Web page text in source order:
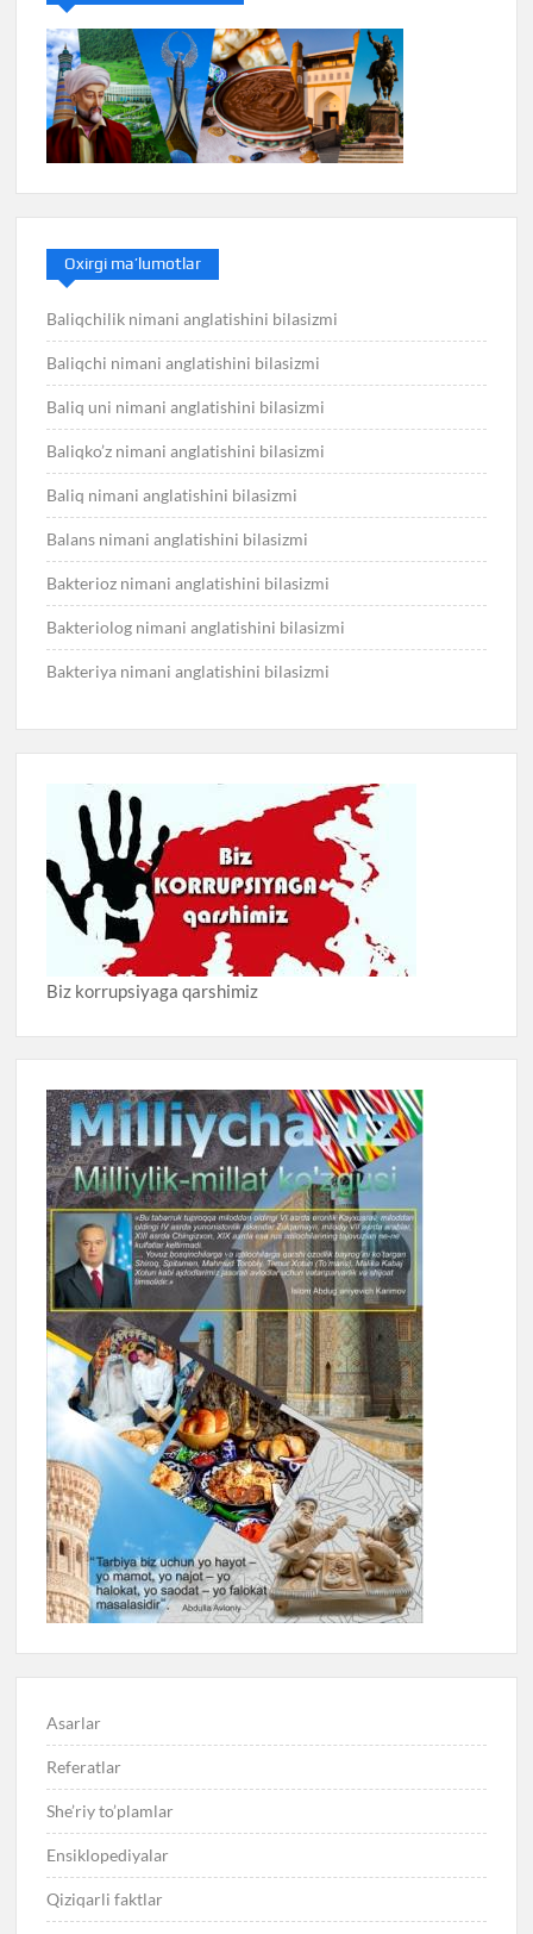
Oxirgi ma’lumotlar
Baliqchilik nimani anglatishini bilasizmi
Baliqchi nimani anglatishini bilasizmi
Baliq uni nimani anglatishini bilasizmi
Baliqko’z nimani anglatishini bilasizmi
Baliq nimani anglatishini bilasizmi
Balans nimani anglatishini bilasizmi
Bakterioz nimani anglatishini bilasizmi
Bakteriolog nimani anglatishini bilasizmi
Bakteriya nimani anglatishini bilasizmi
Biz korrupsiyaga qarshimiz
Asarlar
Referatlar
She’riy to’plamlar
Ensiklopediyalar
Qiziqarli faktlar